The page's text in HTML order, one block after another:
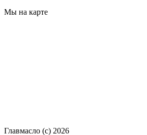
Мы на карте
Главмасло (с) 2026